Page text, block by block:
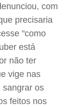
com
precisaria
"como
está
não ter
vige nas
sangrar os
feitos nos